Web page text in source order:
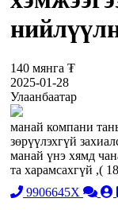
140 мянга ₮
2025-01-28
Улаанбаатар
манай компани
зөрүүлэхгүй
манай үнэ хямд
та харамсахгүй ,(
9906645X